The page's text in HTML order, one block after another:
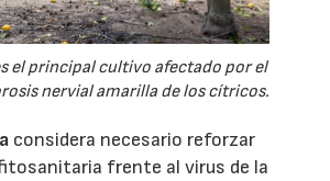
el principal cultivo afectado por el
nervial amarilla de los cítricos.
considera necesario reforzar
frente al virus de la